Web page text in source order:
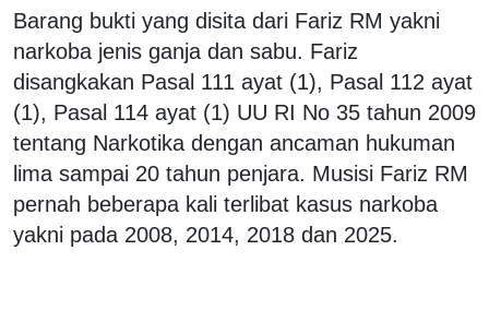
Barang bukti yang disita dari Fariz RM yakni
narkoba jenis ganja dan sabu. Fariz
disangkakan Pasal 111 ayat (1), Pasal 112 ayat
(1), Pasal 114 ayat (1) UU RI No 35 tahun 2009
tentang Narkotika dengan ancaman hukuman
lima sampai 20 tahun penjara. Musisi Fariz RM
pernah beberapa kali terlibat kasus narkoba
yakni pada 2008, 2014, 2018 dan 2025.